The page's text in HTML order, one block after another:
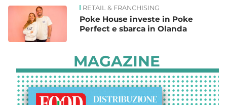
RETAIL & FRANCHISING
Poke House investe in Poke
Perfect e sbarca in Olanda
MAGAZINE